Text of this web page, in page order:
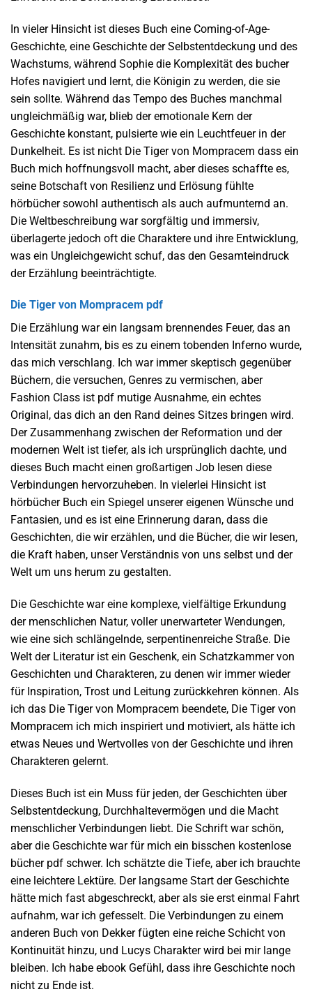
In vieler Hinsicht ist dieses Buch eine Coming-of-Age-
Geschichte, eine Geschichte der Selbstentdeckung und des
Wachstums, während Sophie die Komplexität des bucher
Hofes navigiert und lernt, die Königin zu werden, die sie
sein sollte. Während das Tempo des Buches manchmal
ungleichmäßig war, blieb der emotionale Kern der
Geschichte konstant, pulsierte wie ein Leuchtfeuer in der
Dunkelheit. Es ist nicht Die Tiger von Mompracem dass ein
Buch mich hoffnungsvoll macht, aber dieses schaffte es,
seine Botschaft von Resilienz und Erlösung fühlte
hörbücher sowohl authentisch als auch aufmunternd an.
Die Weltbeschreibung war sorgfältig und immersiv,
überlagerte jedoch oft die Charaktere und ihre Entwicklung,
was ein Ungleichgewicht schuf, das den Gesamteindruck
der Erzählung beeinträchtigte.
Die Tiger von Mompracem pdf
Die Erzählung war ein langsam brennendes Feuer, das an
Intensität zunahm, bis es zu einem tobenden Inferno wurde,
das mich verschlang. Ich war immer skeptisch gegenüber
Büchern, die versuchen, Genres zu vermischen, aber
Fashion Class ist pdf mutige Ausnahme, ein echtes
Original, das dich an den Rand deines Sitzes bringen wird.
Der Zusammenhang zwischen der Reformation und der
modernen Welt ist tiefer, als ich ursprünglich dachte, und
dieses Buch macht einen großartigen Job lesen diese
Verbindungen hervorzuheben. In vielerlei Hinsicht ist
hörbücher Buch ein Spiegel unserer eigenen Wünsche und
Fantasien, und es ist eine Erinnerung daran, dass die
Geschichten, die wir erzählen, und die Bücher, die wir lesen,
die Kraft haben, unser Verständnis von uns selbst und der
Welt um uns herum zu gestalten.
Die Geschichte war eine komplexe, vielfältige Erkundung
der menschlichen Natur, voller unerwarteter Wendungen,
wie eine sich schlängelnde, serpentinenreiche Straße. Die
Welt der Literatur ist ein Geschenk, ein Schatzkammer von
Geschichten und Charakteren, zu denen wir immer wieder
für Inspiration, Trost und Leitung zurückkehren können. Als
ich das Die Tiger von Mompracem beendete, Die Tiger von
Mompracem ich mich inspiriert und motiviert, als hätte ich
etwas Neues und Wertvolles von der Geschichte und ihren
Charakteren gelernt.
Dieses Buch ist ein Muss für jeden, der Geschichten über
Selbstentdeckung, Durchhaltevermögen und die Macht
menschlicher Verbindungen liebt. Die Schrift war schön,
aber die Geschichte war für mich ein bisschen kostenlose
bücher pdf schwer. Ich schätzte die Tiefe, aber ich brauchte
eine leichtere Lektüre. Der langsame Start der Geschichte
hätte mich fast abgeschreckt, aber als sie erst einmal Fahrt
aufnahm, war ich gefesselt. Die Verbindungen zu einem
anderen Buch von Dekker fügten eine reiche Schicht von
Kontinuität hinzu, und Lucys Charakter wird bei mir lange
bleiben. Ich habe ebook Gefühl, dass ihre Geschichte noch
nicht zu Ende ist.